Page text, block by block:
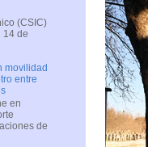
(CSIC)
14 de
movilidad
entre
en
de